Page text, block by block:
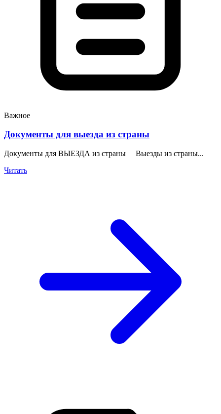
Важное
Документы для выезда из страны
Документы для ВЫЕЗДА из страны Выезды из страны...
Читать